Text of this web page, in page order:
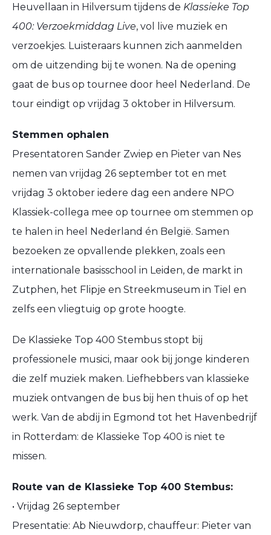
Heuvellaan in Hilversum tijdens de Klassieke Top
400: Verzoekmiddag Live, vol live muziek en
verzoekjes. Luisteraars kunnen zich aanmelden
om de uitzending bij te wonen. Na de opening
gaat de bus op tournee door heel Nederland. De
tour eindigt op vrijdag 3 oktober in Hilversum.
Stemmen ophalen
Presentatoren Sander Zwiep en Pieter van Nes
nemen van vrijdag 26 september tot en met
vrijdag 3 oktober iedere dag een andere NPO
Klassiek-collega mee op tournee om stemmen op
te halen in heel Nederland én België. Samen
bezoeken ze opvallende plekken, zoals een
internationale basisschool in Leiden, de markt in
Zutphen, het Flipje en Streekmuseum in Tiel en
zelfs een vliegtuig op grote hoogte.
De Klassieke Top 400 Stembus stopt bij
professionele musici, maar ook bij jonge kinderen
die zelf muziek maken. Liefhebbers van klassieke
muziek ontvangen de bus bij hen thuis of op het
werk. Van de abdij in Egmond tot het Havenbedrijf
in Rotterdam: de Klassieke Top 400 is niet te
missen.
Route van de Klassieke Top 400 Stembus:
• Vrijdag 26 september
Presentatie: Ab Nieuwdorp, chauffeur: Pieter van